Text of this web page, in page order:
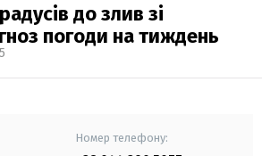
до злив зі
погоди на тиждень
Номер телефону: